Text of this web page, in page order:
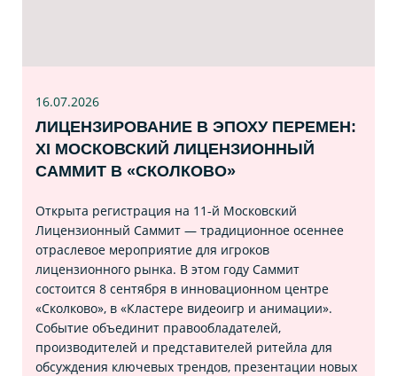
16.07.2026
ЛИЦЕНЗИРОВАНИЕ В ЭПОХУ ПЕРЕМЕН:
XI МОСКОВСКИЙ ЛИЦЕНЗИОННЫЙ
САММИТ В «СКОЛКОВО»
Открыта регистрация на 11‑й Московский
Лицензионный Саммит — традиционное осеннее
отраслевое мероприятие для игроков
лицензионного рынка. В этом году Саммит
состоится 8 сентября в инновационном центре
«Сколково», в «Кластере видеоигр и анимации».
Событие объединит правообладателей,
производителей и представителей ритейла для
обсуждения ключевых трендов, презентации новых